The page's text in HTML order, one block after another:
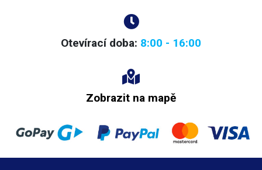
Otevírací doba: 8:00 - 16:00
Zobrazit na mapě